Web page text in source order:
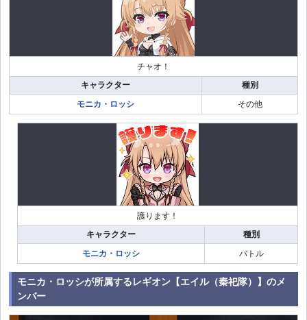
チャオ！
キャラクター
種別
モニカ・ロッシ
その他
護ります！
キャラクター
種別
モニカ・ロッシ
バトル
モニカ・ロッシが所属するレギオン【エイル（秦祀隊）】のメ
ンバー